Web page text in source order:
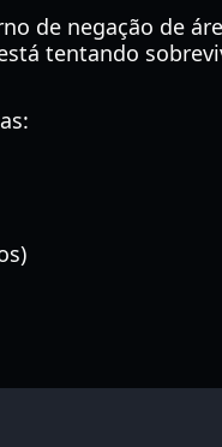
de negação de
tentando